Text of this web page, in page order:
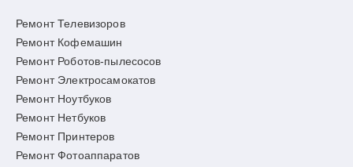
Ремонт Телевизоров
Ремонт Кофемашин
Ремонт Роботов-пылесосов
Ремонт Электросамокатов
Ремонт Ноутбуков
Ремонт Нетбуков
Ремонт Принтеров
Ремонт Фотоаппаратов